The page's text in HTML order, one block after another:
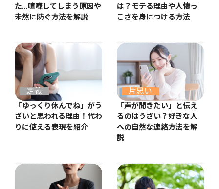
た…喧嘩してしまう原因や
未然に防ぐ方法を解説
は？モテる理由や人懐っ
こさを身につける方法
定義
「ゆっくり休んでね」がう
ざいと思われる理由！代わ
りに使える表現を紹介
片思い
「声が聞きたい」と伝え
るのはうざい？好きな人
への自然な連絡方法を解
説